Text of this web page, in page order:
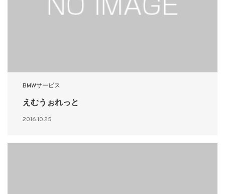
BMWサービス
えむうぉれっと
2016.10.25